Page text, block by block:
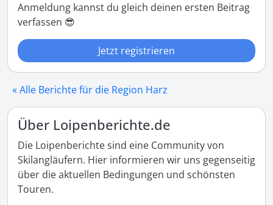
Anmeldung kannst du gleich deinen ersten Beitrag
verfassen 😎
Jetzt registrieren
« Alle Berichte für die Region Harz
Über Loipenberichte.de
Die Loipenberichte sind eine Community von
Skilangläufern. Hier informieren wir uns gegenseitig
über die aktuellen Bedingungen und schönsten
Touren.